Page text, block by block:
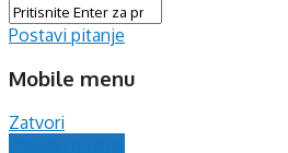
Postavi pitanje
Mobile menu
Zatvori